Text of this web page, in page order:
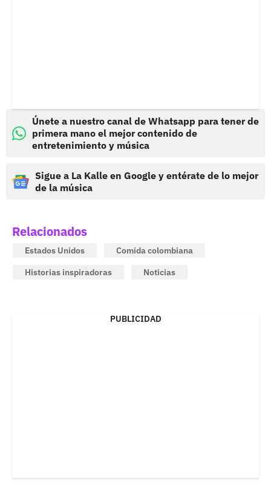
Únete a nuestro canal de Whatsapp para tener de
primera mano el mejor contenido de
entretenimiento y música
Sigue a La Kalle en Google y entérate de lo mejor
de la música
Relacionados
Estados Unidos
Comida colombiana
Historias inspiradoras
Noticias
PUBLICIDAD